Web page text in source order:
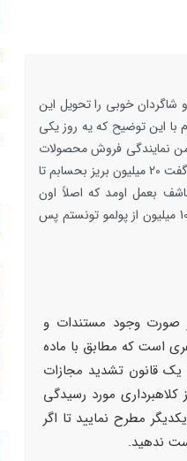
شاگردان خوبی را تحویل این
این توضیح که یه روز یکی
نمایندگی فروش محصولات
سایپا تو افسریه دارم و تیبا ثبت نام میکنن البته به شرطی من از کانال خودم ثبت نام کنم، گفت 20 میلیون بریز بحسابم تا
بعمل اومد که اصلاً اون
نمایندگی مالکش فرد دیگری است و اصلاً اونجا کارم نمیکنه خلاصه با کلی واسطه گری 10 میلیون از پولمو تونستم پس
صورت وجود مستندات و
است که مطابق با ماده
های بازدارنده قانون مجازات اسلامی 1375 و ماده یک قانون تشدید مجازات
مورد رسیدگی
مطرح نمایید تا اگر
ندهید.